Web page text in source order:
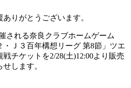
りがとうございます。
される奈良クラブホームゲーム
・Ｊ３百年構想リーグ 第8節」ツエ
チケットを2/28(土)12:00より販売
します。